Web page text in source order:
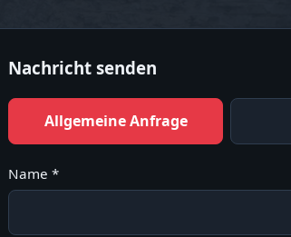
Nachricht senden
Allgemeine Anfrage
Name *